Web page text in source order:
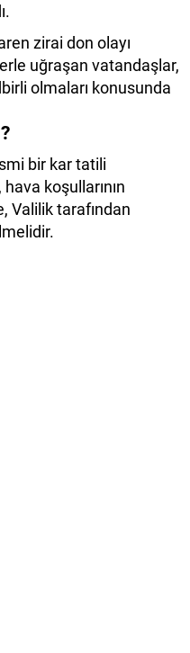
zirai don olayı
uğraşan vatandaşlar,
olmaları konusunda
bir kar tatili
hava koşullarının
Valilik tarafından